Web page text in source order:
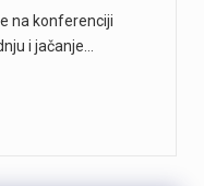
na konferenciji
i jačanje…